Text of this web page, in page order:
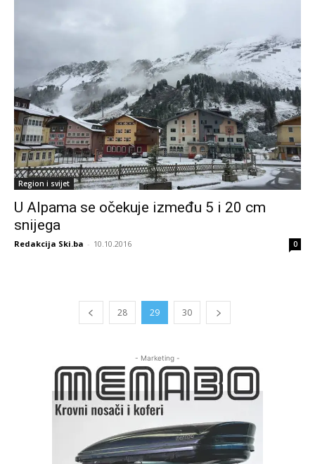
Region i svijet
U Alpama se očekuje između 5 i 20 cm
snijega
Redakcija Ski.ba - 10.10.2016 0
28 29 30
- Marketing -